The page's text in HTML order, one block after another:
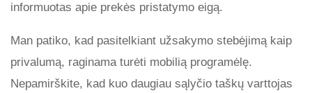
informuotas apie prekės pristatymo eigą.
Man patiko, kad pasitelkiant užsakymo stebėjimą kaip
privalumą, raginama turėti mobilią programėlę.
Nepamirškite, kad kuo daugiau sąlyčio taškų varttojas